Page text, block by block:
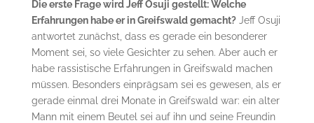
Die erste Frage wird Jeff Osuji gestellt: Welche
Erfahrungen habe er in Greifswald gemacht?Jeff Osuji
antwortet zunächst, dass es gerade ein besonderer
Moment sei, so viele Gesichter zu sehen. Aber auch er
habe rassistische Erfahrungen in Greifswald machen
müssen. Besonders einprägsam sei es gewesen, als er
gerade einmal drei Monate in Greifswald war: ein alter
Mann mit einem Beutel sei auf ihn und seine Freundin